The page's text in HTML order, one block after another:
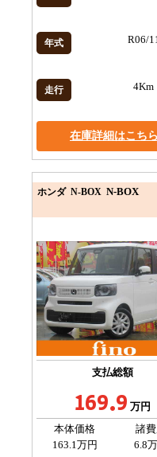
年式 R06/11
走行 4Km
在庫詳細はこちら
ホンダ N-BOX N-BOX
支払総額
169.9 万円
本体価格
163.1万円
諸費
6.8